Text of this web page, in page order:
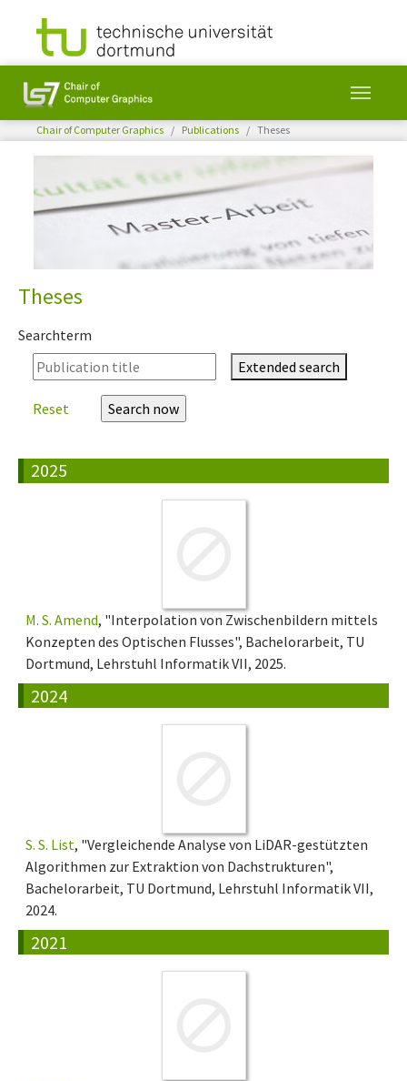
Skip to main content
You are here:
Chair of Computer Graphics Publications Theses
Theses
Searchterm
Extended search
Reset
2025
M. S. Amend, "Interpolation von Zwischenbildern mittels
Konzepten des Optischen Flusses", Bachelorarbeit, TU
Dortmund, Lehrstuhl Informatik VII, 2025.
2024
S. S. List, "Vergleichende Analyse von LiDAR-gestützten
Algorithmen zur Extraktion von Dachstrukturen",
Bachelorarbeit, TU Dortmund, Lehrstuhl Informatik VII,
2024.
2021